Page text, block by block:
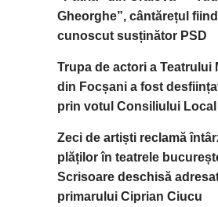
Gheorghe”, cântărețul
cunoscut susținător PSD
Trupa de actori a Teatrului
din Focșani a fost
prin votul Consiliului Local
Zeci de artiști reclamă
plăților în teatrele
Scrisoare deschisă
primarului Ciprian Ciucu